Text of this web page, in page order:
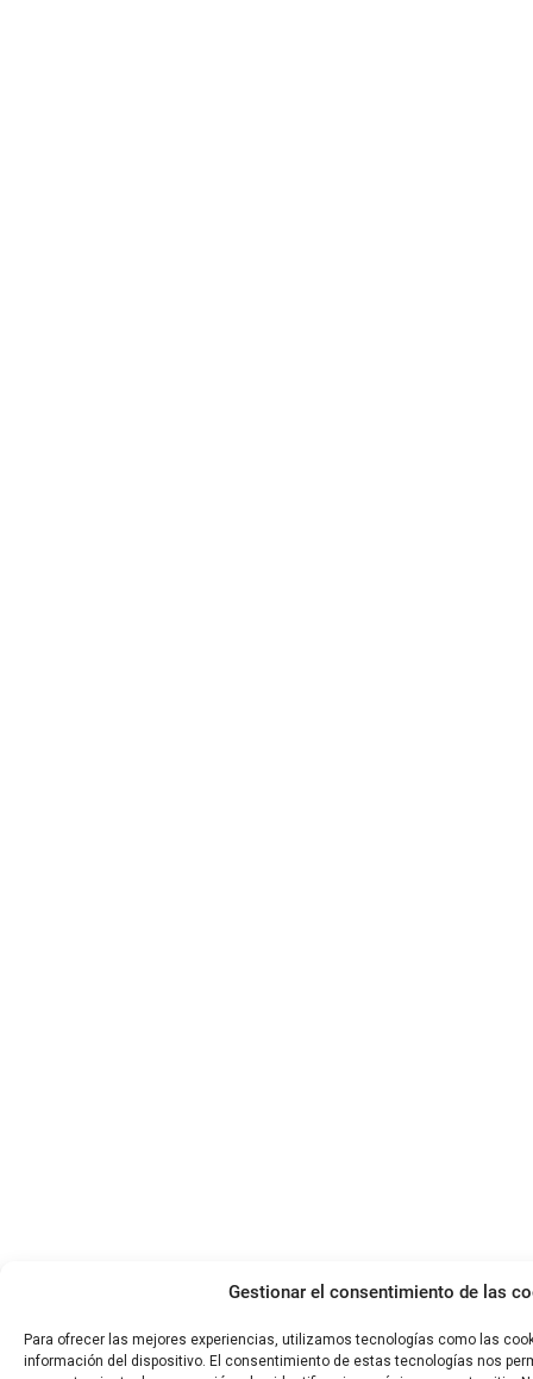
Gestionar el consentimiento de las
Para ofrecer las mejores experiencias, utilizamos tecnologías como las
información del dispositivo. El consentimiento de estas tecnologías nos